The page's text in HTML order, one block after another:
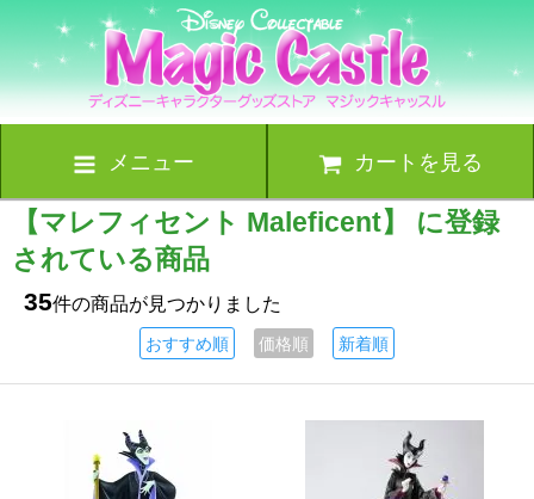
メニュー カートを見る
【マレフィセント Maleficent】 に登録
されている商品
35件の商品が見つかりました
おすすめ順 価格順 新着順